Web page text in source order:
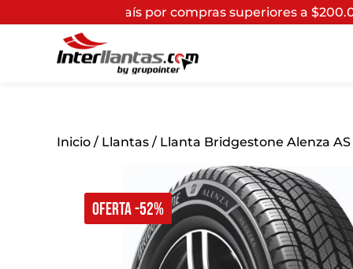
compras superiores a $200.000* (Aplican
OFERTA -52%
Inicio / Llantas / Llanta Bridgestone Alenza AS